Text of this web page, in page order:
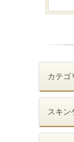
カテゴ
スキン